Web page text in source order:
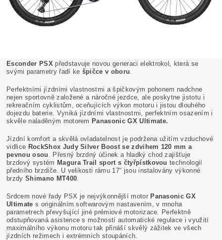
Esconder PSX představuje novou generaci elektrokol, která se
svými parametry řadí ke špičce v oboru
Perfektními jízdními vlastnostmi a špičkovým pohonem nadchne
nejen sportovně založené a náročné jezdce, ale poskytne jistotu i
rekreačním cyklistům, oceňujících výkon motoru i jistou dlouhého
dojezdu baterie. Vyniká jízdními vlastnostmi, perfektním osazením i
skvěle naladěným motorem Panasonic GX Ultimate.
Jízdní komfort a skvělá ovladatelnost je podržena užitím vzduchové
vidlice RockShox Judy Silver Boost se zdvihem 120 mm a
pevnou osou
. Přesný brzdný účinek a hladký chod zajišťuje
brzdový systém Magura Trail sport s čtyřpístkovou technologií
předního brzdiče. U velikosti rámu 17“ jsou instalovány výkonné
brzdy Shimano MT400
Srdcem nové řady PSX je nejvýkonnější motor Panasonic GX
Ultimate s originálním softwarovým nastavením, v mnoha
parametrech převyšující jiné prémiové motorizace. Perfektně
odstupňovaná asistence s možností automatické regulace i využití
maximálního výkonu motoru tak přináší skvělý zážitek ve všech
jízdních režimech i extrémních stoupáních.